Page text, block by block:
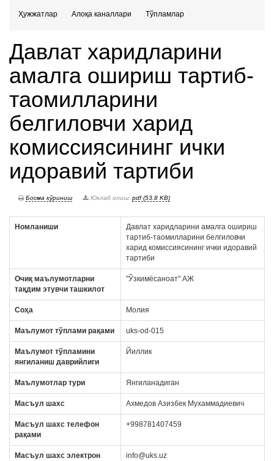
Ҳужжатлар Алоқа каналлари Тўпламлар
Давлат харидларини
амалга ошириш тартиб-
таомилларини
белгиловчи харид
комиссиясининг ички
идоравий тартиби
Босма кўриниш Юклаб олиш: pdf (53.8 KB)
Номланиши
Давлат харидларини амалга ошириш
тартиб-таомилларини белгиловчи
харид комиссиясининг ички идоравий
тартиби
Очиқ маълумотларни
тақдим этувчи ташкилот
"Ўзкимёсаноат" АЖ
Соҳа Молия
Маълумот тўплами рақами uks-od-015
Маълумот тўпламини
янгиланиш даврийлиги
Йиллик
Маълумотлар тури Янгиланадиган
Масъул шахс Ахмедов Азизбек Мухаммадиевич
Масъул шахс телефон
рақами
+998781407459
Масъул шахс электрон
info@uks.uz